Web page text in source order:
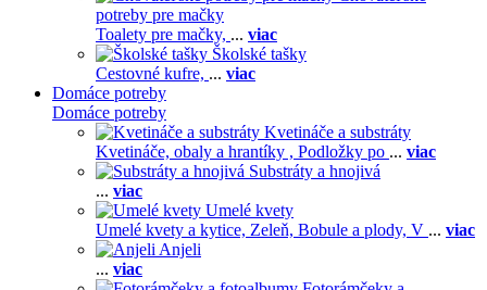
potreby pre mačky
Toalety pre mačky, ... viac
Školské tašky
Cestovné kufre, ... viac
Domáce potreby
Domáce potreby
Kvetináče a substráty
Kvetináče, obaly a hrantíky , Podložky po ... viac
Substráty a hnojivá
... viac
Umelé kvety
Umelé kvety a kytice, Zeleň, Bobule a plody, V ... viac
Anjeli
... viac